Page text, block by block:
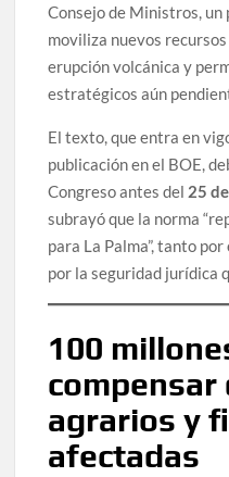
Consejo de Ministros, un
moviliza nuevos
erupción volcánica y
estratégicos aún
El texto, que entra en
publicación en el BOE,
Congreso antes del 25
subrayó que la norma
para La Palma”, tanto
por la seguridad jurídica
100
compensar
agrarios y
afectadas